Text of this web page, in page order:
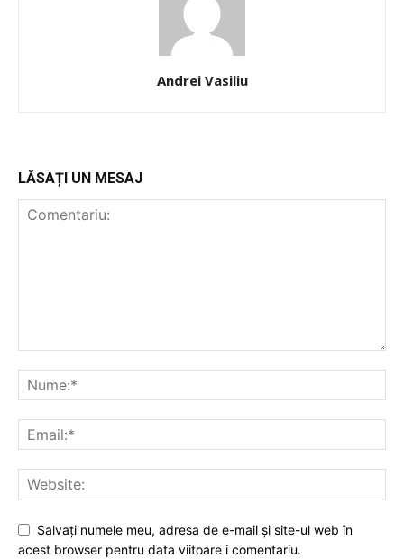
Andrei Vasiliu
LĂSAȚI UN MESAJ
Salvați numele meu, adresa de e-mail și site-ul web în
acest browser pentru data viitoare i comentariu.